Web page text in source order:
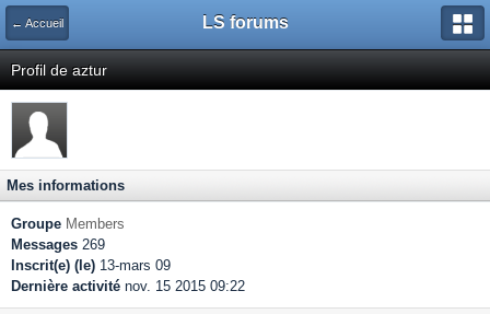
← Accueil LS forums
Profil de aztur
Mes informations
Groupe Members
Messages 269
Inscrit(e) (le) 13-mars 09
Dernière activité nov. 15 2015 09:22